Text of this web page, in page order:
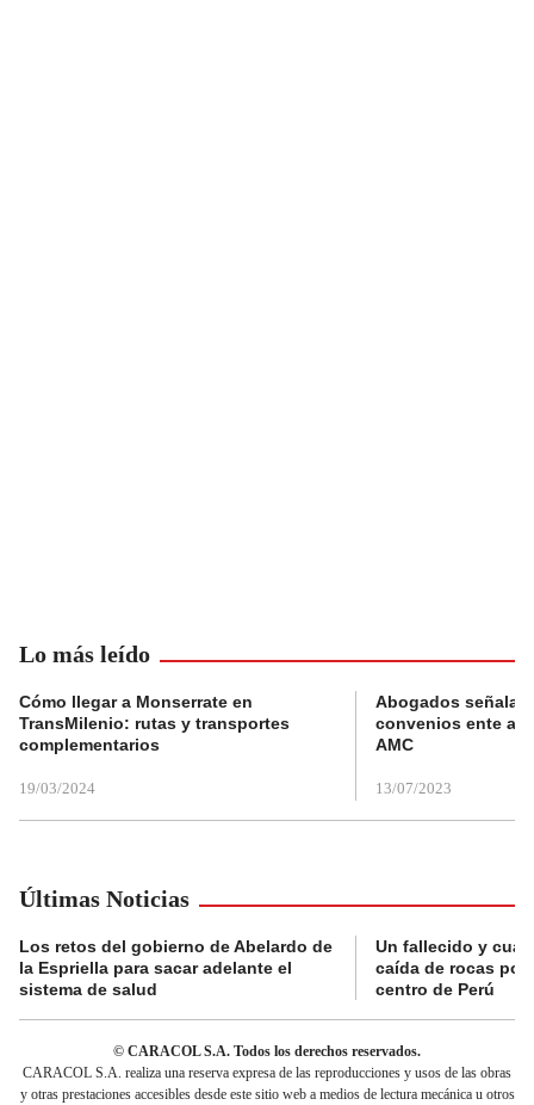
Lo más leído
Cómo llegar a Monserrate en
TransMilenio: rutas y transportes
complementarios
19/03/2024
Abogados
convenios ente
AMC
13/07/2023
Últimas Noticias
Los retos del gobierno de Abelardo de
la Espriella para sacar adelante el
sistema de salud
Un fallecido y
caída de rocas por
centro de Perú
© CARACOL S.A. Todos los derechos reservados.
CARACOL S.A. realiza una reserva expresa de las reproducciones y usos de las obras
y otras prestaciones accesibles desde este sitio web a medios de lectura mecánica u otros